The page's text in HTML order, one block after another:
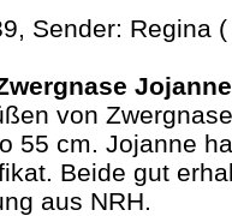
Sender: Regina
von
55 cm. Jojanne
Beide gut
aus NRH.